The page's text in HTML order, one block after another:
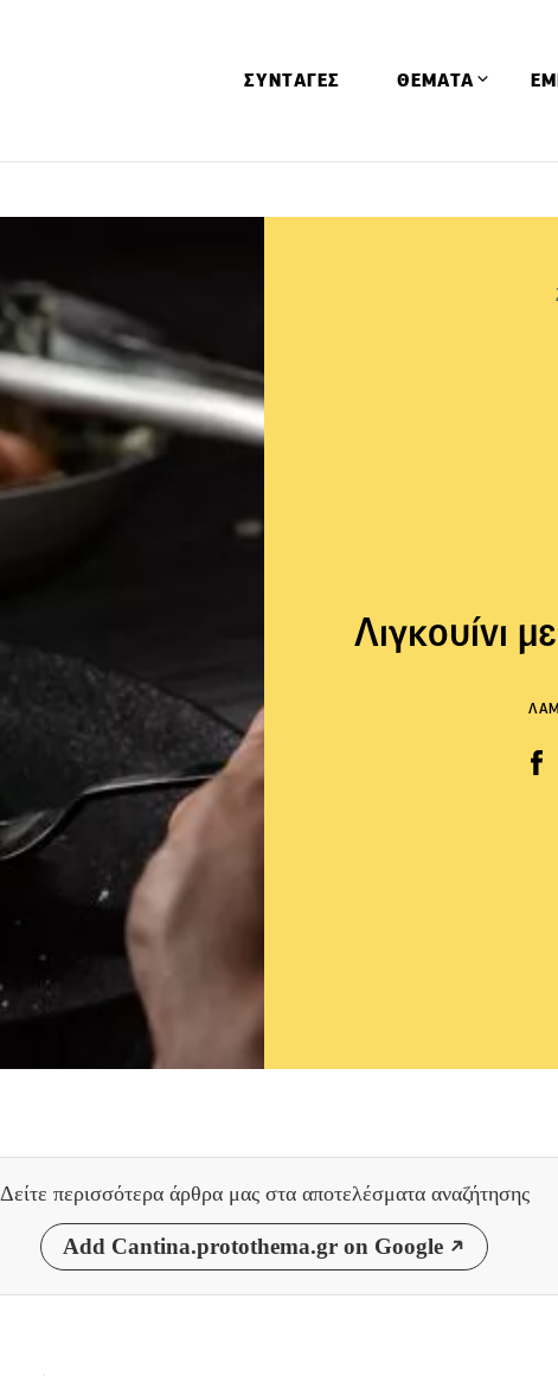
ΣΥΝΤΑΓΕΣ ΘΕΜΑΤΑ
Λιγκουίνι
Δείτε περισσότερα άρθρα μας στα αποτελέσματα αναζήτησης
Add Cantina.protothema.gr on Google